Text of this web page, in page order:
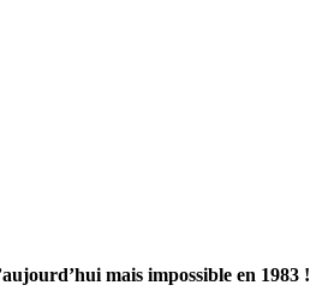
mais impossible en 1983 !